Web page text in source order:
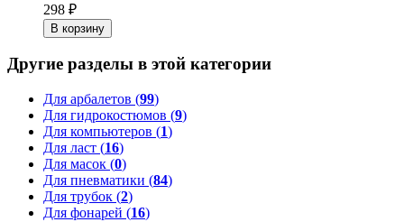
298 ₽
В корзину
Другие разделы в этой категории
Для арбалетов (99)
Для гидрокостюмов (9)
Для компьютеров (1)
Для ласт (16)
Для масок (0)
Для пневматики (84)
Для трубок (2)
Для фонарей (16)